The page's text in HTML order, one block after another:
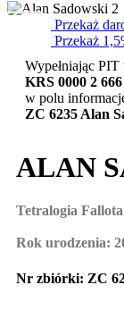
Przekaż
Przekaż
Wypełniając PIT
KRS 0000 2
w polu
ZC 6235 Alan
ALAN
Tetralogia Fallota
Rok urodzenia:
Nr zbiórki: ZC